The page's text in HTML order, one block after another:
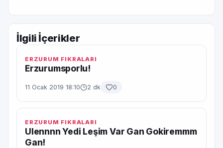
İlgili İçerikler
ERZURUM FIKRALARI
Erzurumsporlu!
11 Ocak 2019 18:10 2 dk 0
ERZURUM FIKRALARI
Ulennnn Yedi Leşim Var Gan Gokiremmm
Gan!